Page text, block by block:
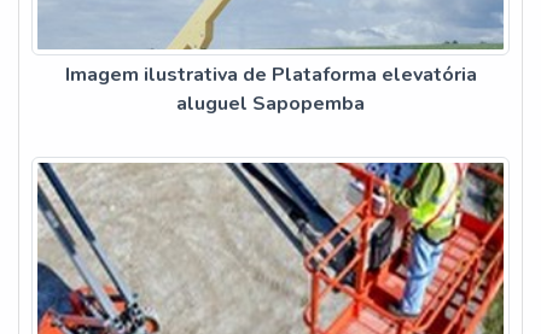
Imagem ilustrativa de Plataforma elevatória
aluguel Sapopemba